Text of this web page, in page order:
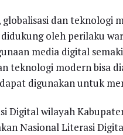
dan teknologi
oleh perilaku
media digital
teknologi modern bisa
digunakan untuk
Digital wilayah
Nasional Literasi